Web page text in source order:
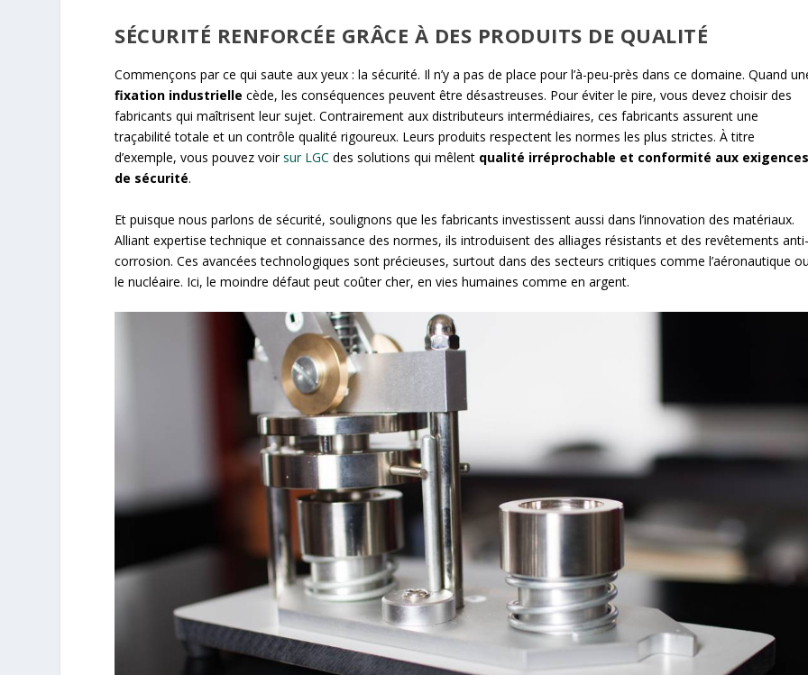
SÉCURITÉ RENFORCÉE GRÂCE À DES PRODUITS DE QUALITÉ
Commençons par ce qui saute aux yeux : la sécurité. Il n’y a pas de place pour l’à-peu-près dans ce domaine. Quand
fixation industrielle cède, les conséquences peuvent être désastreuses. Pour éviter le pire, vous devez choisir des
fabricants qui maîtrisent leur sujet. Contrairement aux distributeurs intermédiaires, ces fabricants assurent une
traçabilité totale et un contrôle qualité rigoureux. Leurs produits respectent les normes les plus strictes. À titre
d’exemple, vous pouvez voirsur LGC des solutions qui mêlent qualité irréprochable et conformité aux
de sécurité.
Et puisque nous parlons de sécurité, soulignons que les fabricants investissent aussi dans l’innovation des matériaux.
Alliant expertise technique et connaissance des normes, ils introduisent des alliages résistants et des revêtements
corrosion. Ces avancées technologiques sont précieuses, surtout dans des secteurs critiques comme l’aéronautique
le nucléaire. Ici, le moindre défaut peut coûter cher, en vies humaines comme en argent.